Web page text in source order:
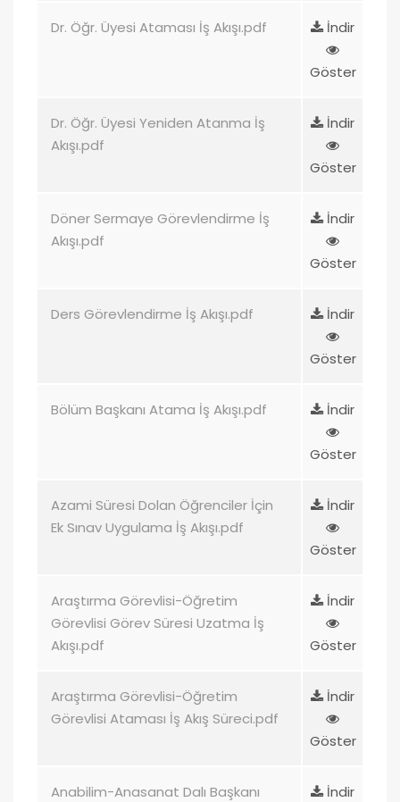
Dr. Öğr. Üyesi Ataması İş Akışı.pdf İndir
Göster
Dr. Öğr. Üyesi Yeniden Atanma İş
Akışı.pdf
İndir
Göster
Döner Sermaye Görevlendirme İş
Akışı.pdf
İndir
Göster
Ders Görevlendirme İş Akışı.pdf İndir
Göster
Bölüm Başkanı Atama İş Akışı.pdf İndir
Göster
Azami Süresi Dolan Öğrenciler İçin
Ek Sınav Uygulama İş Akışı.pdf
İndir
Göster
Araştırma Görevlisi-Öğretim
Görevlisi Görev Süresi Uzatma İş
Akışı.pdf
İndir
Göster
Araştırma Görevlisi-Öğretim
Görevlisi Ataması İş Akış Süreci.pdf
İndir
Göster
Anabilim-Anasanat Dalı Başkanı
İndir